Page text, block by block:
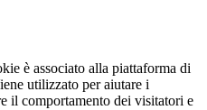
è associato alla piattaforma di
utilizzato per aiutare i
il comportamento dei visitatori e